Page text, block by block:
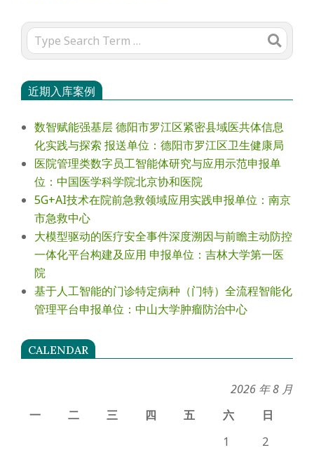
Search
近期入库案例
数智赋能强基层 德阳市罗江区紧密县域医共体信息
化实践与探索 报送单位：德阳市罗江区卫生健康局
医院管理类数字员工智能体研究与应用示范申报单
位：中国医学科学院北京协和医院
5G+AI技术在院前急救领域应用实践申报单位：南京
市急救中心
大模型驱动的医疗安全事件深度溯因与前瞻主动防控
一体化平台构建及应用 申报单位：吉林大学第一医
院
基于人工智能的门诊特定病种（门特）全流程智能化
管理平台申报单位：中山大学肿瘤防治中心
CALENDAR
2026 年 8 月
一
二 三 四 五 六
日
1
2